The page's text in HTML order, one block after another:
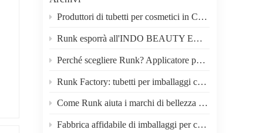
Produttori di tubetti per cosmetici in Cina: Guangzhou Runk Packaging
Runk esporrà all'INDO BEAUTY EXPO 2026 in Indonesia.
Perché scegliere Runk? Applicatore per crema contorno occhi con massaggio a vibrazione elettrica a microcorrente, un prodotto di grande successo.
Runk Factory: tubetti per imballaggi cosmetici sostenibili per un'industria della bellezza più ecologica.
Come Runk aiuta i marchi di bellezza a scegliere il packaging giusto
Fabbrica affidabile di imballaggi per cosmetici con servizio di personalizzazione completo